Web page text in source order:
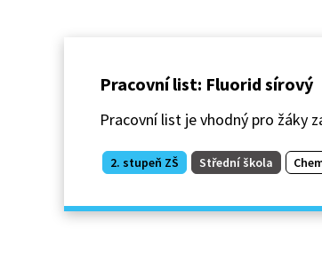
Pracovní list: Fluorid sírový
Pracovní list je vhodný pro žáky
2. stupeň ZŠ Střední škola